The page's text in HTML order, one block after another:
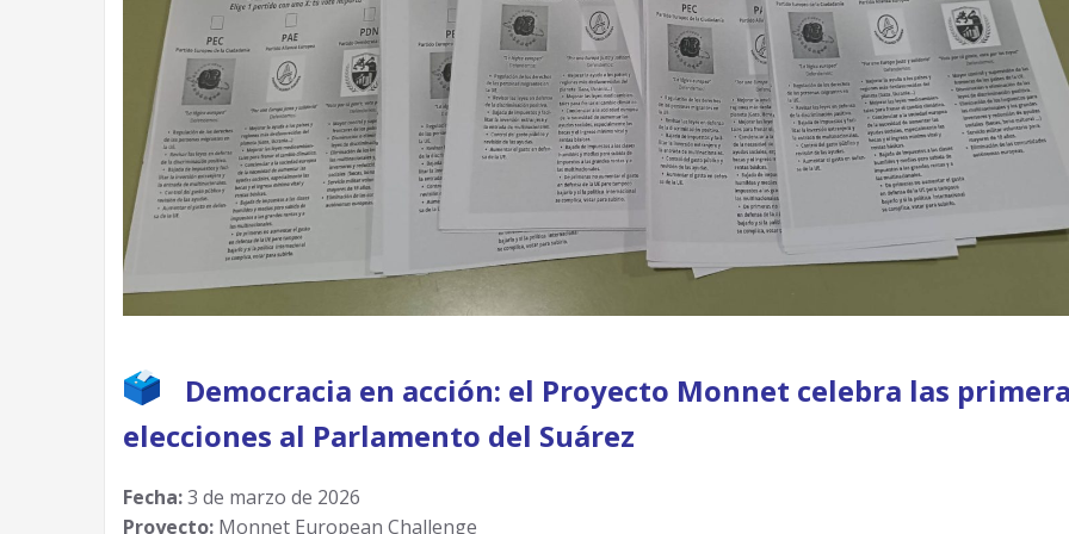
Democracia en acción: el Proyecto Monnet celebra las
elecciones al Parlamento del Suárez
Fecha:3 de marzo de 2026
Proyecto: Monnet European Challenge